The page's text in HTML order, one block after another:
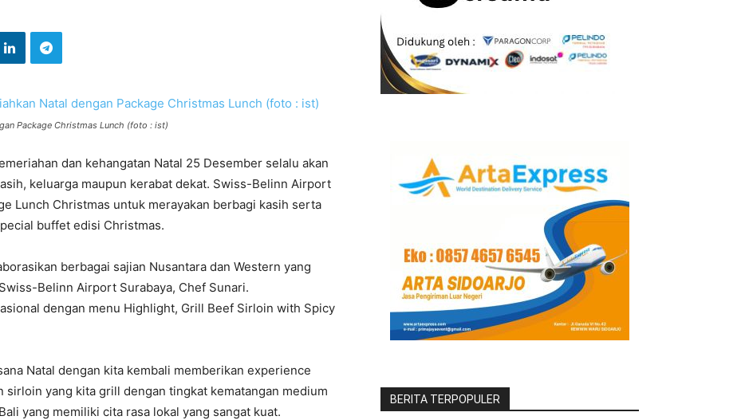
Package Christmas Lunch (foto : ist)
dan kehangatan Natal 25 Desember selalu akan
keluarga maupun kerabat dekat. Swiss-Belinn Airport
Lunch Christmas untuk merayakan berbagi kasih serta
buffet edisi Christmas.
berbagai sajian Nusantara dan Western yang
Belinn Airport Surabaya, Chef Sunari.
dengan menu Highlight, Grill Beef Sirloin with Spicy
Natal dengan kita kembali memberikan experience
sirloin yang kita grill dengan tingkat kematangan medium
yang memiliki cita rasa lokal yang sangat kuat.
BERITA TERPOPULER